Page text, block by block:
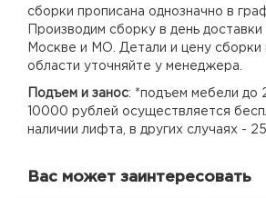
сборки прописана однозначно в
Производим сборку в день доставки
Москве и МО. Детали и цену сборки
области уточняйте у менеджера.
Подъем и занос: *подъем мебели до
10000 рублей осуществляется
наличии лифта, в других случаях -
Вас может заинтересовать